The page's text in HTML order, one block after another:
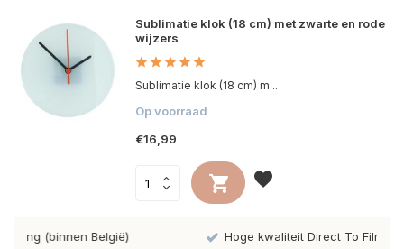
Sublimatie klok (18 cm) met zwarte en rode
wijzers
Sublimatie klok (18 cm) m...
Op voorraad
€16,99
Hoge kwaliteit Direct To Film prints